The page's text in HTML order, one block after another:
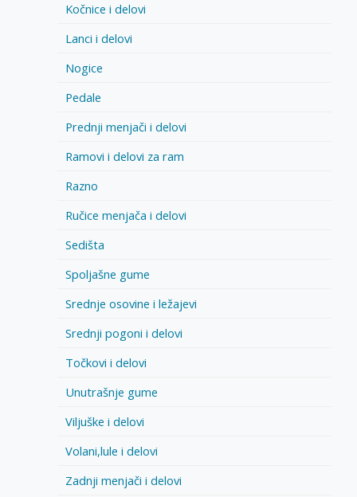
Kočnice i delovi
Lanci i delovi
Nogice
Pedale
Prednji menjači i delovi
Ramovi i delovi za ram
Razno
Ručice menjača i delovi
Sedišta
Spoljašne gume
Srednje osovine i ležajevi
Srednji pogoni i delovi
Točkovi i delovi
Unutrašnje gume
Viljuške i delovi
Volani,lule i delovi
Zadnji menjači i delovi